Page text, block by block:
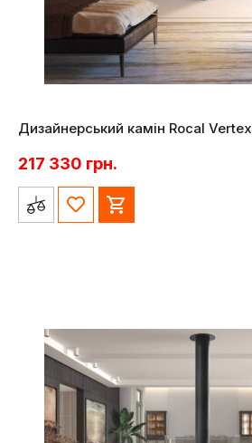
Дизайнерський камін Rocal Vertex
217 330 грн.